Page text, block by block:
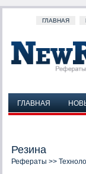
ГЛАВНАЯ
ГЛАВНАЯ
Резина
Рефераты >>